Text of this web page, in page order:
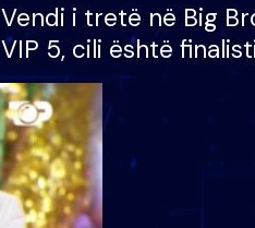
Vendi i tretë në Big
VIP 5, cili është
radhës që lë shtëpinë